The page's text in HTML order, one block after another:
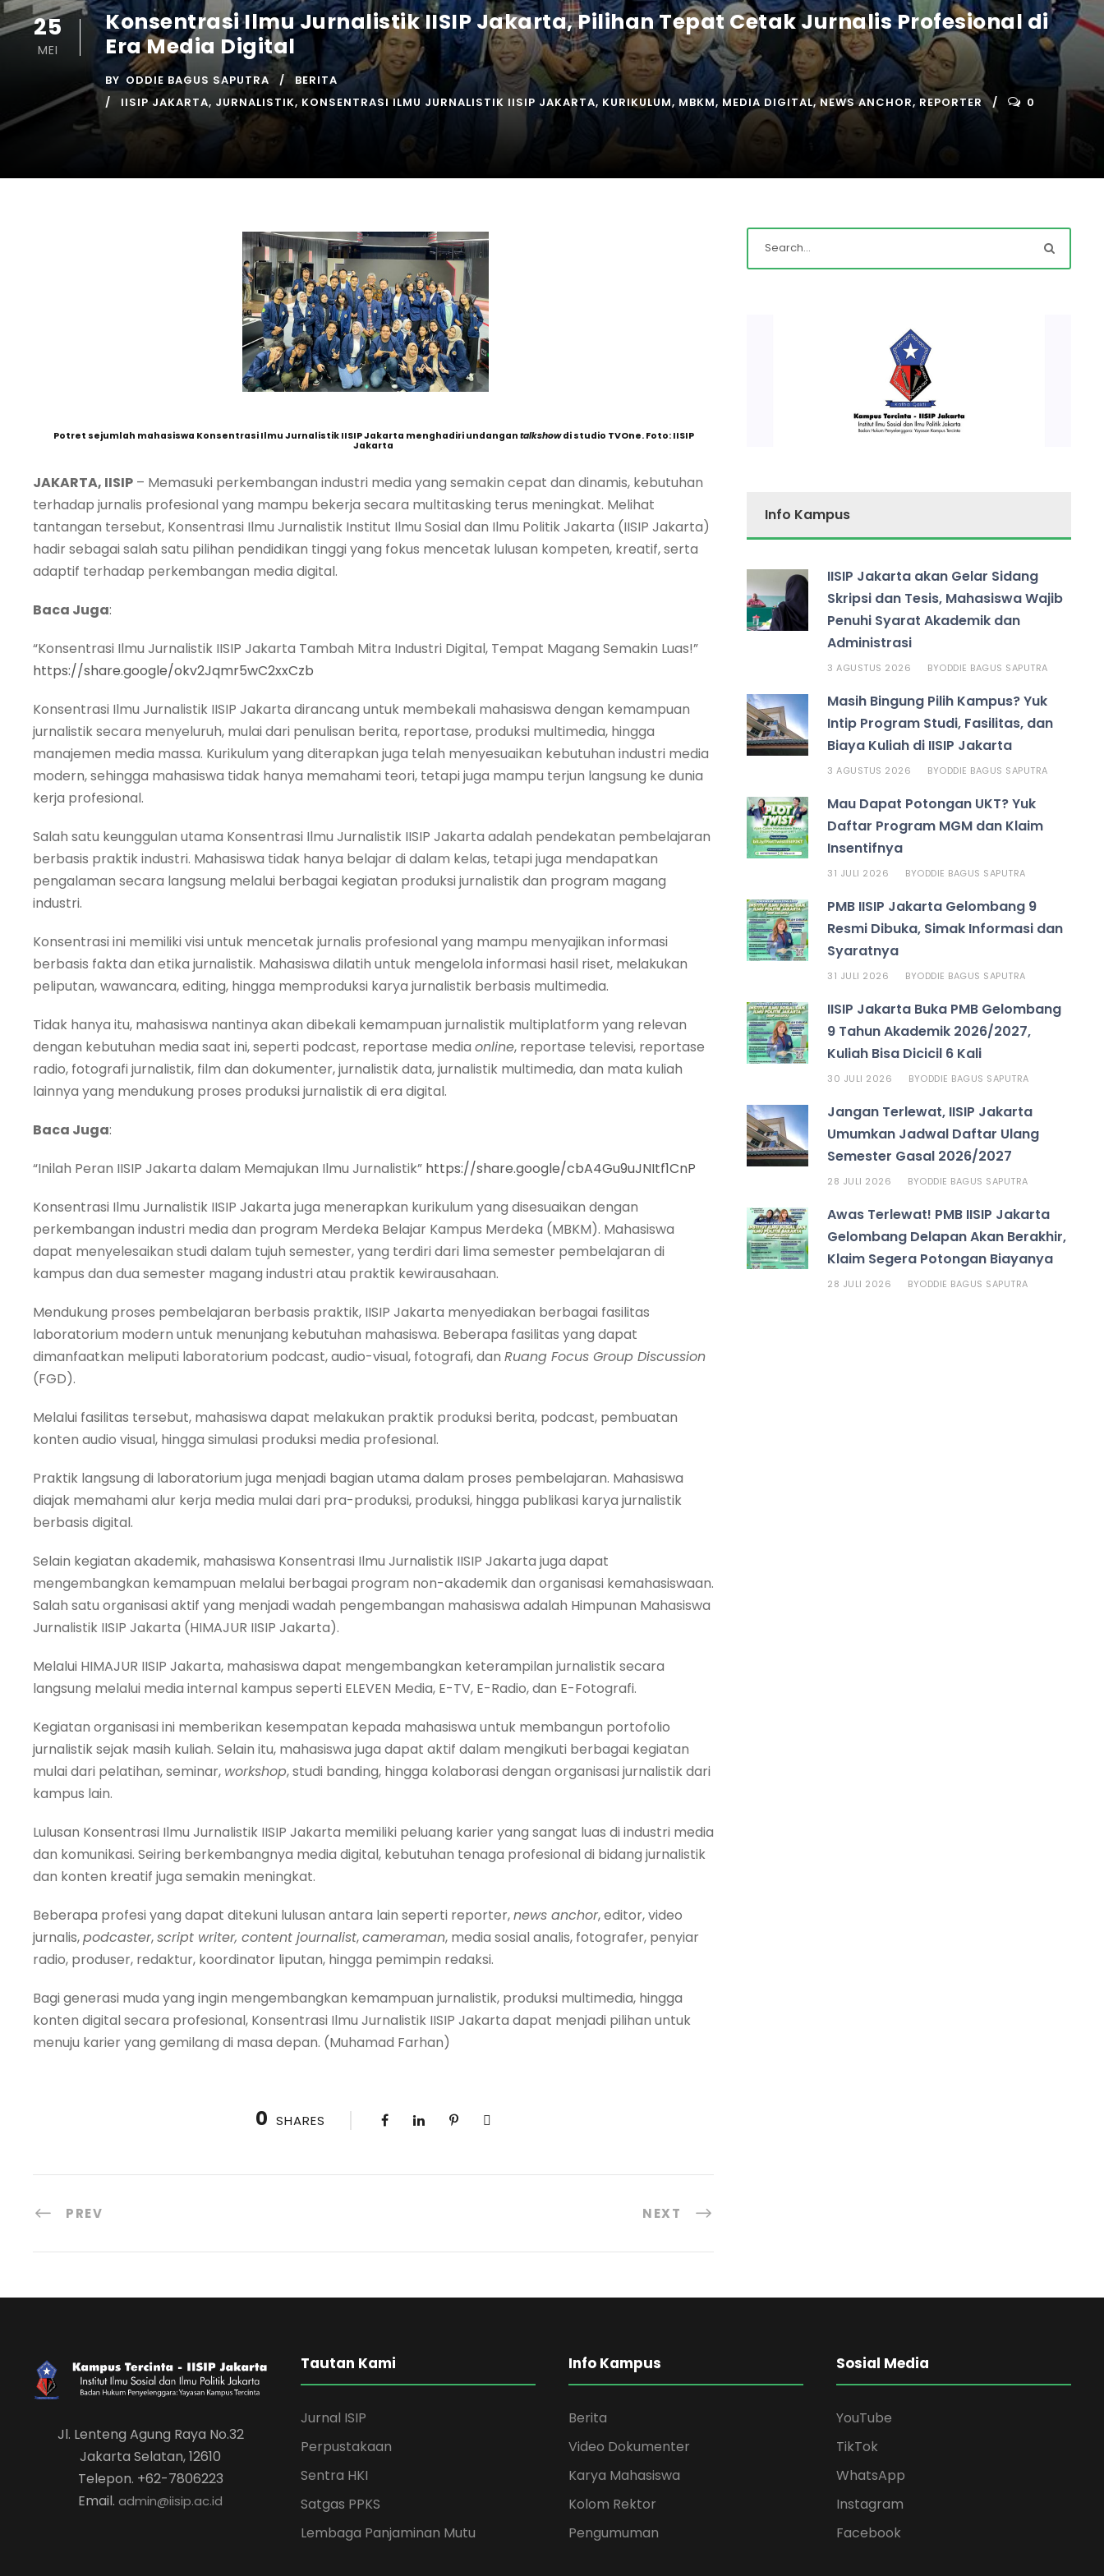
25
MEI
Konsentrasi Ilmu Jurnalistik IISIP Jakarta, Pilihan Tepat Cetak Jurnalis Profesional di
Era Media Digital
BY ODDIE BAGUS SAPUTRA
BERITA
IISIP JAKARTA, JURNALISTIK, KONSENTRASI ILMU JURNALISTIK IISIP JAKARTA, KURIKULUM, MBKM, MEDIA DIGITAL, NEWS ANCHOR, REPORTER 0
Potret sejumlah mahasiswa Konsentrasi Ilmu Jurnalistik IISIP Jakarta menghadiri undangan talkshowdi studio TVOne. Foto: IISIP
Jakarta
JAKARTA, IISIP – Memasuki perkembangan industri media yang semakin cepat dan dinamis, kebutuhan
terhadap jurnalis profesional yang mampu bekerja secara multitasking terus meningkat. Melihat
tantangan tersebut, Konsentrasi Ilmu Jurnalistik Institut Ilmu Sosial dan Ilmu Politik Jakarta (IISIP Jakarta)
hadir sebagai salah satu pilihan pendidikan tinggi yang fokus mencetak lulusan kompeten, kreatif, serta
adaptif terhadap perkembangan media digital.
Baca Juga:
“Konsentrasi Ilmu Jurnalistik IISIP Jakarta Tambah Mitra Industri Digital, Tempat Magang Semakin Luas!”
https://share.google/okv2Jqmr5wC2xxCzb
Konsentrasi Ilmu Jurnalistik IISIP Jakarta dirancang untuk membekali mahasiswa dengan kemampuan
jurnalistik secara menyeluruh, mulai dari penulisan berita, reportase, produksi multimedia, hingga
manajemen media massa. Kurikulum yang diterapkan juga telah menyesuaikan kebutuhan industri media
modern, sehingga mahasiswa tidak hanya memahami teori, tetapi juga mampu terjun langsung ke dunia
kerja profesional.
Salah satu keunggulan utama Konsentrasi Ilmu Jurnalistik IISIP Jakarta adalah pendekatan pembelajaran
berbasis praktik industri. Mahasiswa tidak hanya belajar di dalam kelas, tetapi juga mendapatkan
pengalaman secara langsung melalui berbagai kegiatan produksi jurnalistik dan program magang
industri.
Konsentrasi ini memiliki visi untuk mencetak jurnalis profesional yang mampu menyajikan informasi
berbasis fakta dan etika jurnalistik. Mahasiswa dilatih untuk mengelola informasi hasil riset, melakukan
peliputan, wawancara, editing, hingga memproduksi karya jurnalistik berbasis multimedia.
Tidak hanya itu, mahasiswa nantinya akan dibekali kemampuan jurnalistik multiplatform yang relevan
dengan kebutuhan media saat ini, seperti podcast, reportase media online, reportase televisi, reportase
radio, fotografi jurnalistik, film dan dokumenter, jurnalistik data, jurnalistik multimedia, dan mata kuliah
lainnya yang mendukung proses produksi jurnalistik di era digital.
Baca Juga:
“Inilah Peran IISIP Jakarta dalam Memajukan Ilmu Jurnalistik” https://share.google/cbA4Gu9uJNItf1CnP
Konsentrasi Ilmu Jurnalistik IISIP Jakarta juga menerapkan kurikulum yang disesuaikan dengan
perkembangan industri media dan program Merdeka Belajar Kampus Merdeka (MBKM). Mahasiswa
dapat menyelesaikan studi dalam tujuh semester, yang terdiri dari lima semester pembelajaran di
kampus dan dua semester magang industri atau praktik kewirausahaan.
Mendukung proses pembelajaran berbasis praktik, IISIP Jakarta menyediakan berbagai fasilitas
laboratorium modern untuk menunjang kebutuhan mahasiswa. Beberapa fasilitas yang dapat
dimanfaatkan meliputi laboratorium podcast, audio-visual, fotografi, dan Ruang Focus Group Discussion
(FGD).
Melalui fasilitas tersebut, mahasiswa dapat melakukan praktik produksi berita, podcast, pembuatan
konten audio visual, hingga simulasi produksi media profesional.
Praktik langsung di laboratorium juga menjadi bagian utama dalam proses pembelajaran. Mahasiswa
diajak memahami alur kerja media mulai dari pra-produksi, produksi, hingga publikasi karya jurnalistik
berbasis digital.
Selain kegiatan akademik, mahasiswa Konsentrasi Ilmu Jurnalistik IISIP Jakarta juga dapat
mengembangkan kemampuan melalui berbagai program non-akademik dan organisasi kemahasiswaan.
Salah satu organisasi aktif yang menjadi wadah pengembangan mahasiswa adalah Himpunan Mahasiswa
Jurnalistik IISIP Jakarta (HIMAJUR IISIP Jakarta).
Melalui HIMAJUR IISIP Jakarta, mahasiswa dapat mengembangkan keterampilan jurnalistik secara
langsung melalui media internal kampus seperti ELEVEN Media, E-TV, E-Radio, dan E-Fotografi.
Kegiatan organisasi ini memberikan kesempatan kepada mahasiswa untuk membangun portofolio
jurnalistik sejak masih kuliah. Selain itu, mahasiswa juga dapat aktif dalam mengikuti berbagai kegiatan
mulai dari pelatihan, seminar, workshop, studi banding, hingga kolaborasi dengan organisasi jurnalistik dari
kampus lain.
Lulusan Konsentrasi Ilmu Jurnalistik IISIP Jakarta memiliki peluang karier yang sangat luas di industri media
dan komunikasi. Seiring berkembangnya media digital, kebutuhan tenaga profesional di bidang jurnalistik
dan konten kreatif juga semakin meningkat.
Beberapa profesi yang dapat ditekuni lulusan antara lain seperti reporter,news anchor, editor, video
jurnalis,podcaster,script writer, content journalist,cameraman, media sosial analis, fotografer, penyiar
radio, produser, redaktur, koordinator liputan, hingga pemimpin redaksi.
Bagi generasi muda yang ingin mengembangkan kemampuan jurnalistik, produksi multimedia, hingga
konten digital secara profesional, Konsentrasi Ilmu Jurnalistik IISIP Jakarta dapat menjadi pilihan untuk
menuju karier yang gemilang di masa depan. (Muhamad Farhan)
0 SHARES
PREV NEXT
Info Kampus
IISIP Jakarta akan Gelar Sidang
Skripsi dan Tesis, Mahasiswa Wajib
Penuhi Syarat Akademik dan
Administrasi
3 AGUSTUS 2026 BYODDIE BAGUS SAPUTRA
Masih Bingung Pilih Kampus? Yuk
Intip Program Studi, Fasilitas, dan
Biaya Kuliah di IISIP Jakarta
3 AGUSTUS 2026 BYODDIE BAGUS SAPUTRA
Mau Dapat Potongan UKT? Yuk
Daftar Program MGM dan Klaim
Insentifnya
31 JULI 2026 BYODDIE BAGUS SAPUTRA
PMB IISIP Jakarta Gelombang 9
Resmi Dibuka, Simak Informasi dan
Syaratnya
31 JULI 2026 BYODDIE BAGUS SAPUTRA
IISIP Jakarta Buka PMB Gelombang
9 Tahun Akademik 2026/2027,
Kuliah Bisa Dicicil 6 Kali
30 JULI 2026 BYODDIE BAGUS SAPUTRA
Jangan Terlewat, IISIP Jakarta
Umumkan Jadwal Daftar Ulang
Semester Gasal 2026/2027
28 JULI 2026 BYODDIE BAGUS SAPUTRA
Awas Terlewat! PMB IISIP Jakarta
Gelombang Delapan Akan Berakhir,
Klaim Segera Potongan Biayanya
28 JULI 2026 BYODDIE BAGUS SAPUTRA
Jl. Lenteng Agung Raya No.32
Jakarta Selatan, 12610
Telepon. +62-7806223
Email. admin@iisip.ac.id
Tautan Kami
Jurnal ISIP
Perpustakaan
Sentra HKI
Satgas PPKS
Lembaga Panjaminan Mutu
Info Kampus
Berita
Video Dokumenter
Karya Mahasiswa
Kolom Rektor
Pengumuman
Sosial Media
YouTube
TikTok
WhatsApp
Instagram
Facebook